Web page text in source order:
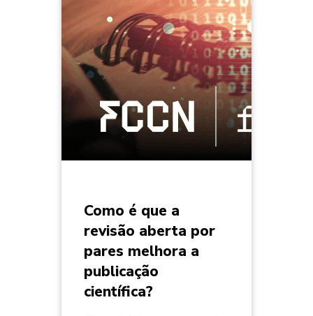
Como é que a
revisão aberta por
pares melhora a
publicação
científica?